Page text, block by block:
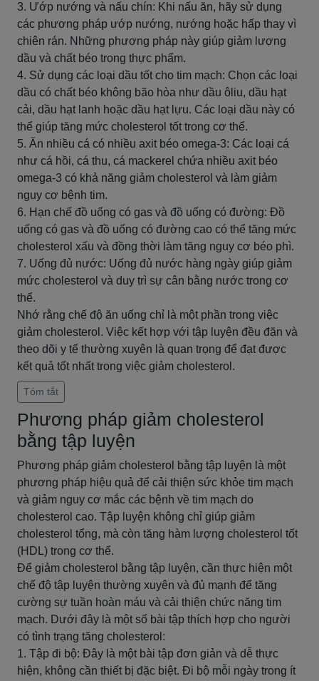
3. Ướp nướng và nấu chín: Khi nấu ăn, hãy sử dụng
các phương pháp ướp nướng, nướng hoặc hấp thay vì
chiên rán. Những phương pháp này giúp giảm lượng
dầu và chất béo trong thực phẩm.
4. Sử dụng các loại dầu tốt cho tim mạch: Chọn các loại
dầu có chất béo không bão hòa như dầu ôliu, dầu hạt
cải, dầu hạt lanh hoặc dầu hạt lựu. Các loại dầu này có
thể giúp tăng mức cholesterol tốt trong cơ thể.
5. Ăn nhiều cá có nhiều axit béo omega-3: Các loại cá
như cá hồi, cá thu, cá mackerel chứa nhiều axit béo
omega-3 có khả năng giảm cholesterol và làm giảm
nguy cơ bệnh tim.
6. Hạn chế đồ uống có gas và đồ uống có đường: Đồ
uống có gas và đồ uống có đường cao có thể tăng mức
cholesterol xấu và đồng thời làm tăng nguy cơ béo phì.
7. Uống đủ nước: Uống đủ nước hàng ngày giúp giảm
mức cholesterol và duy trì sự cân bằng nước trong cơ
thể.
Nhớ rằng chế độ ăn uống chỉ là một phần trong việc
giảm cholesterol. Việc kết hợp với tập luyện đều đặn và
theo dõi y tế thường xuyên là quan trọng để đạt được
kết quả tốt nhất trong việc giảm cholesterol.
Tóm tắt
Phương pháp giảm cholesterol
bằng tập luyện
Phương pháp giảm cholesterol bằng tập luyện là một
phương pháp hiệu quả để cải thiện sức khỏe tim mạch
và giảm nguy cơ mắc các bệnh về tim mạch do
cholesterol cao. Tập luyện không chỉ giúp giảm
cholesterol tổng, mà còn tăng hàm lượng cholesterol tốt
(HDL) trong cơ thể.
Để giảm cholesterol bằng tập luyện, cần thực hiện một
chế độ tập luyện thường xuyên và đủ mạnh để tăng
cường sự tuần hoàn máu và cải thiện chức năng tim
mạch. Dưới đây là một số bài tập thích hợp cho người
có tình trạng tăng cholesterol:
1. Tập đi bộ: Đây là một bài tập đơn giản và dễ thực
hiện, không cần thiết bị đặc biệt. Đi bộ mỗi ngày trong ít